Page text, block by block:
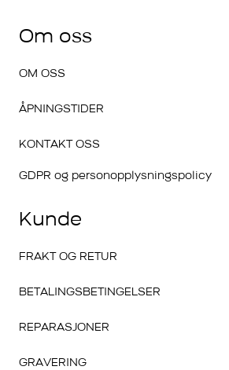
Om oss
OM OSS
ÅPNINGSTIDER
KONTAKT OSS
GDPR og personopplysningspolicy
Kunde
FRAKT OG RETUR
BETALINGSBETINGELSER
REPARASJONER
GRAVERING